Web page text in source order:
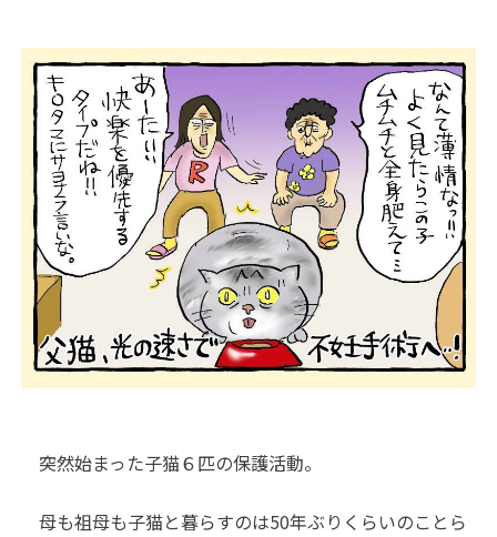
突然始まった子猫６匹の保護活動。
母も祖母も子猫と暮らすのは50年ぶりくらいのことら